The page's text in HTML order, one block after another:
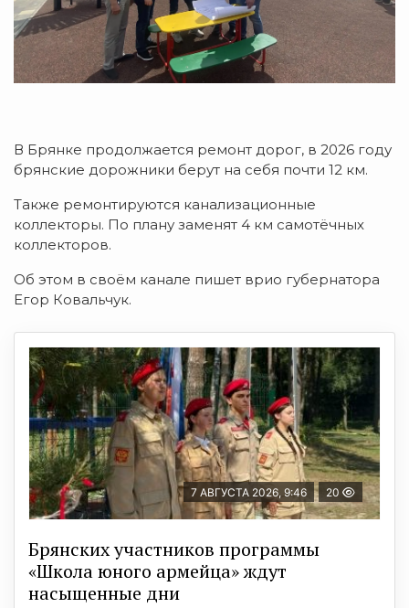
В Брянке продолжается ремонт дорог, в 2026 году
брянские дорожники берут на себя почти 12 км.
Также ремонтируются канализационные
коллекторы. По плану заменят 4 км самотёчных
коллекторов.
Об этом в своём канале пишет врио губернатора
Егор Ковальчук.
7 АВГУСТА 2026, 9:46 20
Брянских участников программы
«Школа юного армейца» ждут
насыщенные дни